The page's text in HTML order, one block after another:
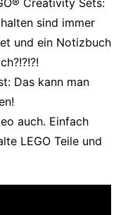
Creativity Sets:
sind immer
und ein Notizbuch
Das kann man
auch. Einfach
LEGO Teile und